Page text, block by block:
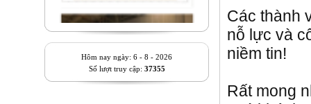
Hôm nay ngày: 6 - 8 - 2026
Số lượt truy cập: 37355
Các thành
nỗ lực và
niềm tin!
Rất mong